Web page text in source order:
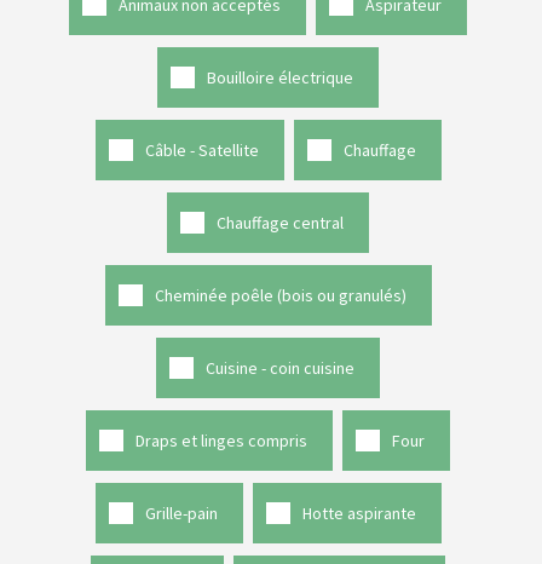
Bouilloire électrique
Câble - Satellite Chauffage
Chauffage central
Cheminée poêle (bois ou granulés)
Cuisine - coin cuisine
Draps et linges compris Four
Grille-pain Hotte aspirante